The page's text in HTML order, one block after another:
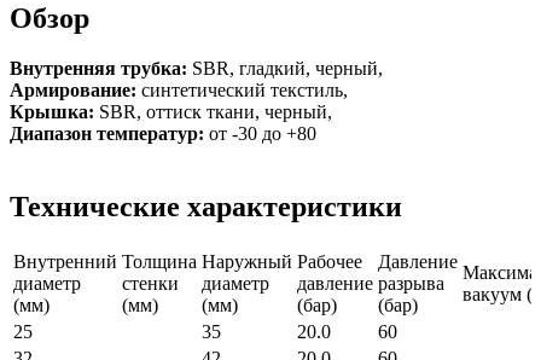
Обзор
Внутренняя трубка: SBR, гладкий, черный,
Армирование: синтетический текстиль,
Крышка: SBR, оттиск ткани, черный,
Диапазон температур: от -30 до +80
Технические характеристики
Внутренний
диаметр
(мм)
Толщина
стенки
(мм)
Наружный
диаметр
(мм)
Рабочее
давление
(бар)
Давление
разрыва
(бар)
вакуум
25
35 20.0
60